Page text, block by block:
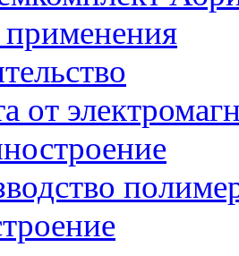
от